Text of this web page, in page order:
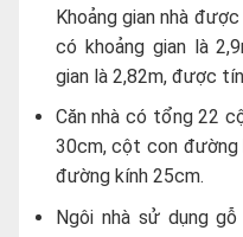
Khoảng gian nhà
có khoảng gian là
gian là 2,82m, được
Căn nhà có tổng 22
30cm, cột con đường
đường kính 25cm.
Ngôi nhà sử dụng